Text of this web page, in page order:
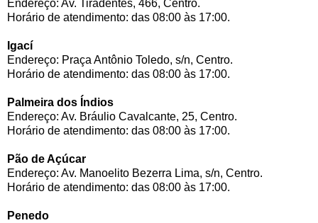
Endereço: Av. Tiradentes, 466, Centro.
Horário de atendimento: das 08:00 às 17:00.
Igací
Endereço: Praça Antônio Toledo, s/n, Centro.
Horário de atendimento: das 08:00 às 17:00.
Palmeira dos Índios
Endereço: Av. Bráulio Cavalcante, 25, Centro.
Horário de atendimento: das 08:00 às 17:00.
Pão de Açúcar
Endereço: Av. Manoelito Bezerra Lima, s/n, Centro.
Horário de atendimento: das 08:00 às 17:00.
Penedo